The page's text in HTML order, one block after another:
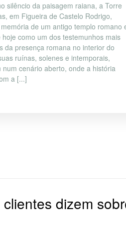
silêncio da paisagem raiana, a Torre
em Figueira de Castelo Rodrigo,
de um antigo templo romano
hoje como um dos testemunhos mais
da presença romana no interior do
ruínas, solenes e intemporais,
num cenário aberto, onde a história
a [...]
dizem